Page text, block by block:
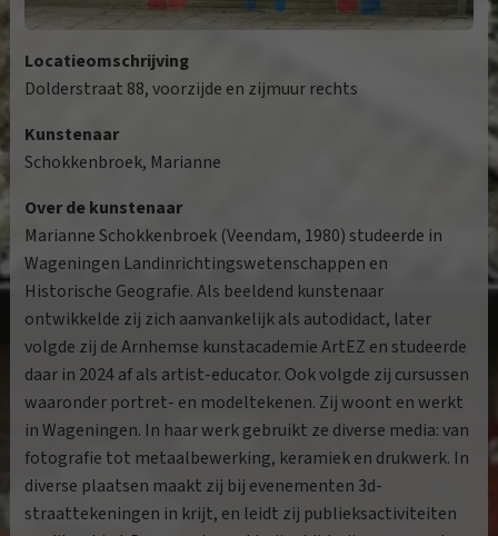
Locatieomschrijving
Dolderstraat 88, voorzijde en zijmuur rechts
Kunstenaar
Schokkenbroek, Marianne
Over de kunstenaar
Marianne Schokkenbroek (Veendam, 1980) studeerde in
Wageningen Landinrichtingswetenschappen en
Historische Geografie. Als beeldend kunstenaar
ontwikkelde zij zich aanvankelijk als autodidact, later
volgde zij de Arnhemse kunstacademie ArtEZ en studeerde
daar in 2024 af als artist-educator. Ook volgde zij cursussen
waaronder portret- en modeltekenen. Zij woont en werkt
in Wageningen. In haar werk gebruikt ze diverse media: van
fotografie tot metaalbewerking, keramiek en drukwerk. In
diverse plaatsen maakt zij bij evenementen 3d-
straattekeningen in krijt, en leidt zij publieksactiviteiten